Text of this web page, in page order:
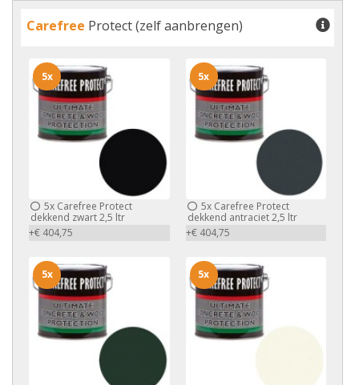
Carefree Protect (zelf aanbrengen)
5x Carefree Protect
dekkend zwart 2,5 ltr
+€ 404,75
5x
5xCarefree Protect
dekkend antraciet 2,5 ltr
+€ 404,75
5x
5x 5x